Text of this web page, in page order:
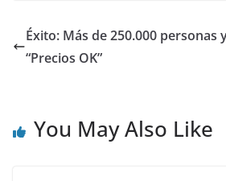
Éxito: Más de 250.000 personas
“Precios OK”
You May Also Like